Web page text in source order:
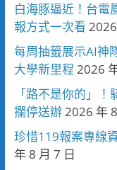
白海豚逼近！台
報方式一次看
每周抽籤展示AI
大學新里程 2026
「路不是你的」
攔停送辦2026 年
珍惜119報案專線
年 8 月 7 日